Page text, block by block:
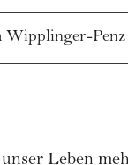
Wipplinger-Penz